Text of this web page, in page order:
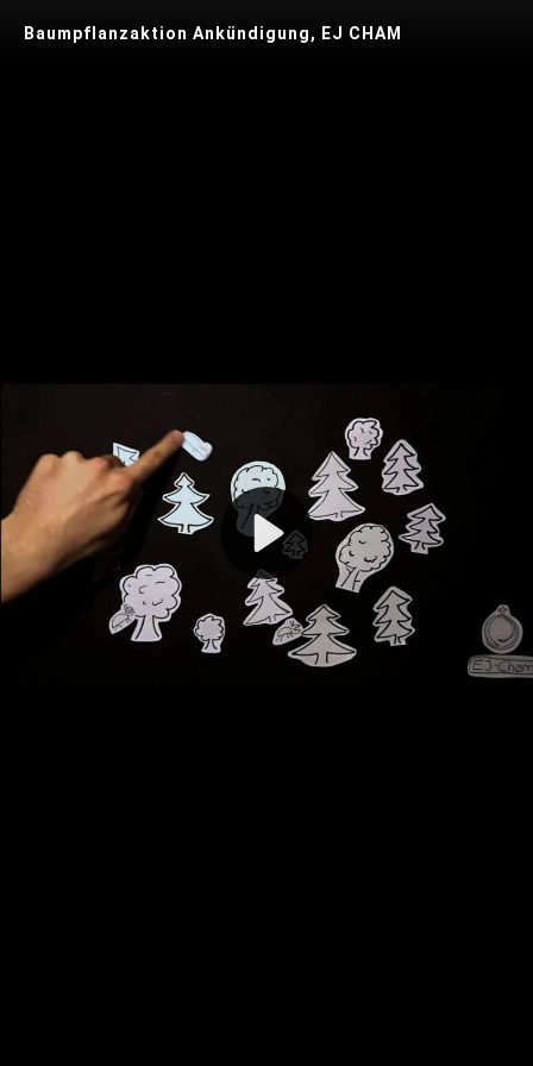
Play
Video
Baumpflanzaktion Ankündigung, EJ CHAM